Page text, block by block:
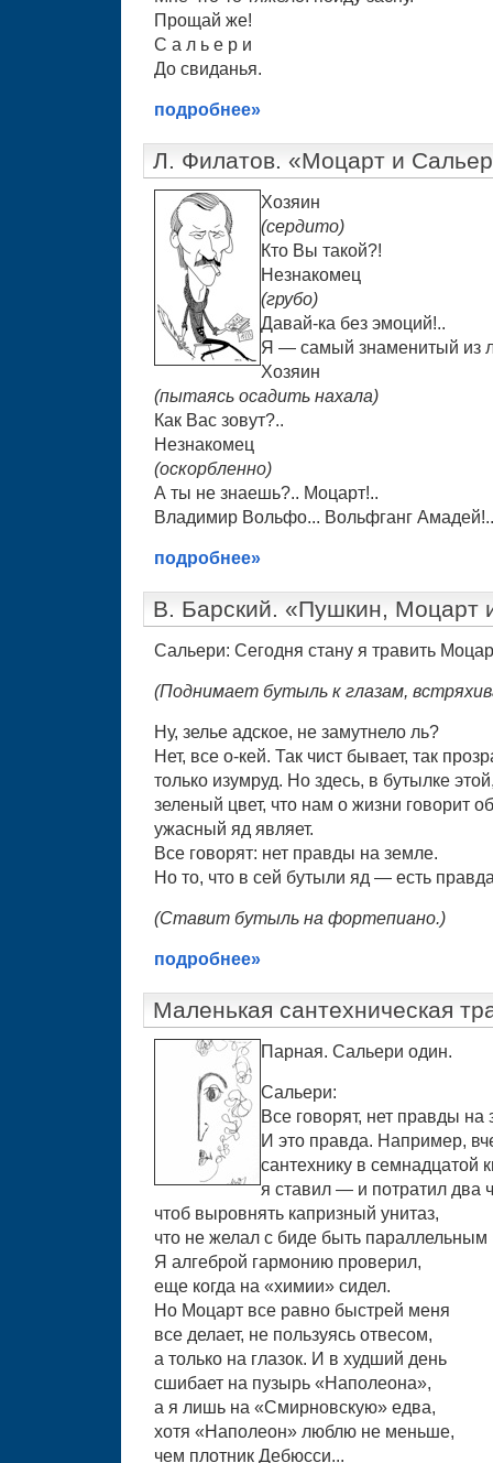
Прощай же!
С а л ь е р и
До свиданья.
подробнее»
Л. Филатов. «Моцарт и
Хозяин
(сердито)
Кто Вы такой?!
Незнакомец
(грубо)
Давай-ка без эмоций!..
Я — самый знаменитый из
Хозяин
(пытаясь осадить нахала)
Как Вас зовут?..
Незнакомец
(оскорбленно)
А ты не знаешь?.. Моцарт!..
Владимир Вольфо... Вольфганг Амадей!..
подробнее»
В. Барский. «Пушкин, Моцарт
Сальери: Сегодня стану я травить
(Поднимает бутыль к глазам,
Ну, зелье адское, не замутнело ль?
Нет, все о-кей. Так чист бывает, так
только изумруд. Но здесь, в бутылке
зеленый цвет, что нам о жизни говорит
ужасный яд являет.
Все говорят: нет правды на земле.
Но то, что в сей бутыли яд — есть
(Ставит бутыль на фортепиано.)
подробнее»
Маленькая сантехническая
Парная. Сальери один.
Сальери:
Все говорят, нет правды на
И это правда. Например,
сантехнику в семнадцатой
я ставил — и потратил два
чтоб выровнять капризный унитаз,
что не желал с биде быть параллельным
Я алгеброй гармонию проверил,
еще когда на «химии» сидел.
Но Моцарт все равно быстрей меня
все делает, не пользуясь отвесом,
а только на глазок. И в худший день
сшибает на пузырь «Наполеона»,
а я лишь на «Смирновскую» едва,
хотя «Наполеон» люблю не меньше,
чем плотник Дебюсси...